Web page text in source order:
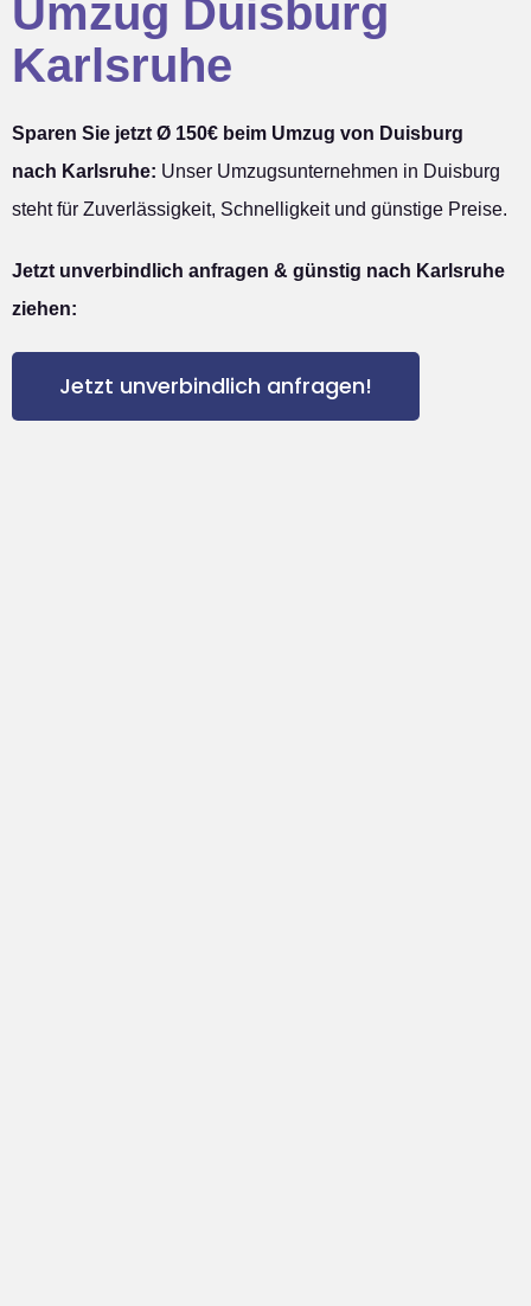
Umzug Duisburg
Karlsruhe
Sparen Sie jetzt Ø 150€ beim Umzug von Duisburg
nach Karlsruhe: Unser Umzugsunternehmen in Duisburg
steht für Zuverlässigkeit, Schnelligkeit und günstige Preise.
Jetzt unverbindlich anfragen & günstig nach Karlsruhe
ziehen:
Jetzt unverbindlich anfragen!